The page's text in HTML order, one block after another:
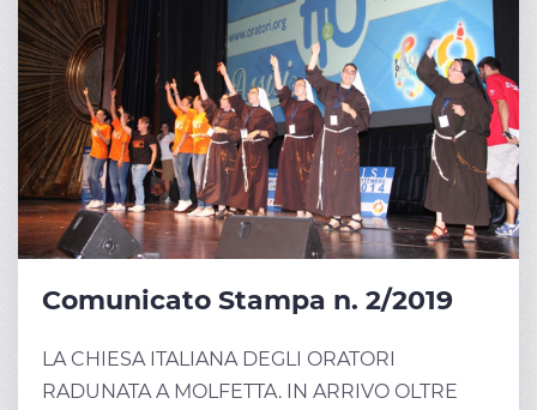
Comunicato Stampa n. 2/2019
LA CHIESA ITALIANA DEGLI ORATORI
RADUNATA A MOLFETTA. IN ARRIVO OLTRE